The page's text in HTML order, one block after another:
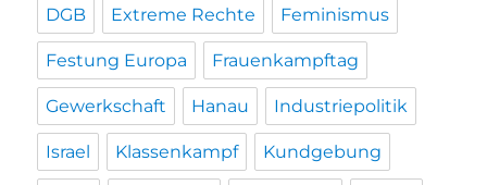
DGB Extreme Rechte Feminismus
Festung Europa Frauenkampftag
Gewerkschaft Hanau Industriepolitik
Israel Klassenkampf Kundgebung